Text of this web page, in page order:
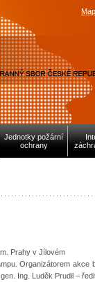
Jednotky požární
ochrany
Prahy v Jílovém
Organizátorem
Ing. Luděk Prudil –